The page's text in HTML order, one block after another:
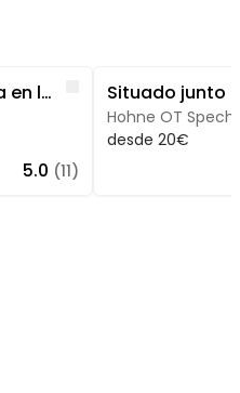
Equitación y acampada en la idílica granja ecuestre LG Heide Like
5.0 (11)
Hohne OT
desde 20€